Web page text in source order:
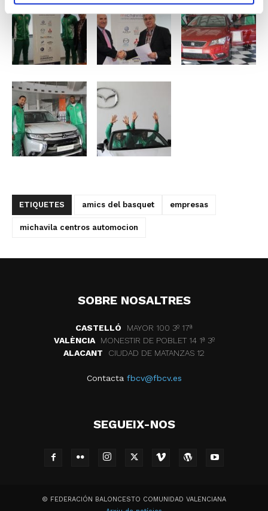
ETIQUETES amics del basquet empresas
michavila centros automocion
SOBRE NOSALTRES
CASTELLÓ
MAYOR 100 3º 17ª
VALÈNCIA
MONESTIR DE POBLET 14 1ª 3º
ALACANT
CIUDAD DE MATANZAS 12
Contacta fbcv@fbcv.es
SEGUEIX-NOS
© FEDERACIÓN BALONCESTO COMUNIDAD VALENCIANA